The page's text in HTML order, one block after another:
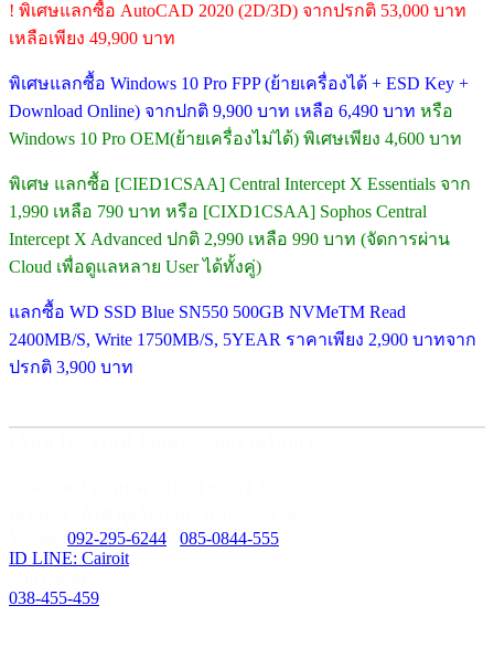
! พิเศษแลกซื้อ AutoCAD 2020 (2D/3D) จากปรกติ 53,000 บาท
เหลือเพียง 49,900 บาท
พิเศษแลกซื้อ Windows 10 Pro FPP (ย้ายเครื่องได้ + ESD Key +
Download Online) จากปกติ 9,900 บาท เหลือ 6,490 บาท หรือ
Windows 10 Pro OEM(ย้ายเครื่องไม่ได้) พิเศษเพียง 4,600 บาท
พิเศษ แลกซื้อ [CIED1CSAA] Central Intercept X Essentials จาก
1,990 เหลือ 790 บาท หรือ [CIXD1CSAA] Sophos Central
Intercept X Advanced ปกติ 2,990 เหลือ 990 บาท (จัดการผ่าน
Cloud เพื่อดูแลหลาย User ได้ทั้งคู่)
แลกซื้อ WD SSD Blue SN550 500GB NVMeTM Read
2400MB/S, Write 1750MB/S, 5YEAR ราคาเพียง 2,900 บาทจาก
ปรกติ 3,900 บาท
092-295-6244
085-0844-555
ID LINE: Cairoit
038-455-459